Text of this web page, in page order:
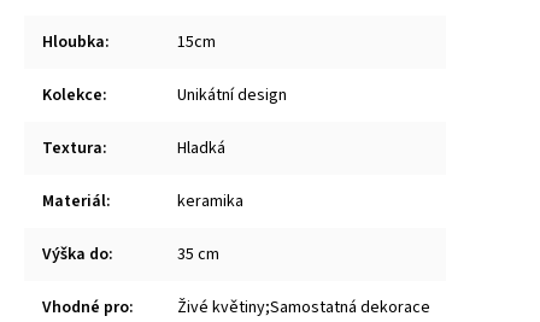
Hloubka: 15cm
Kolekce: Unikátní design
Textura: Hladká
Materiál: keramika
Výška do: 35 cm
Vhodné pro: Živé květiny;Samostatná dekorace